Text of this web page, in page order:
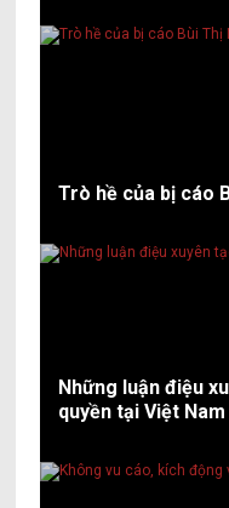
Trò hề của bị cáo
Những luận điệu
quyền tại Việt Nam